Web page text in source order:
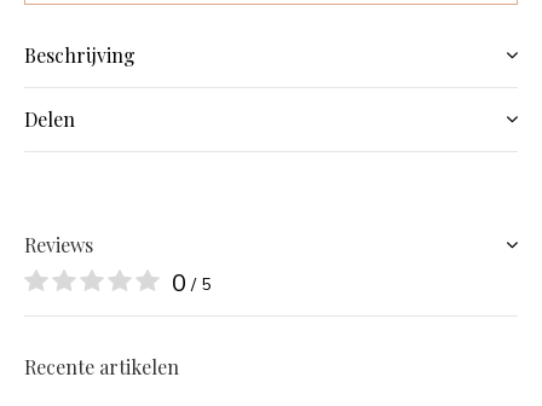
Beschrijving
Delen
Reviews
0 / 5
Recente artikelen